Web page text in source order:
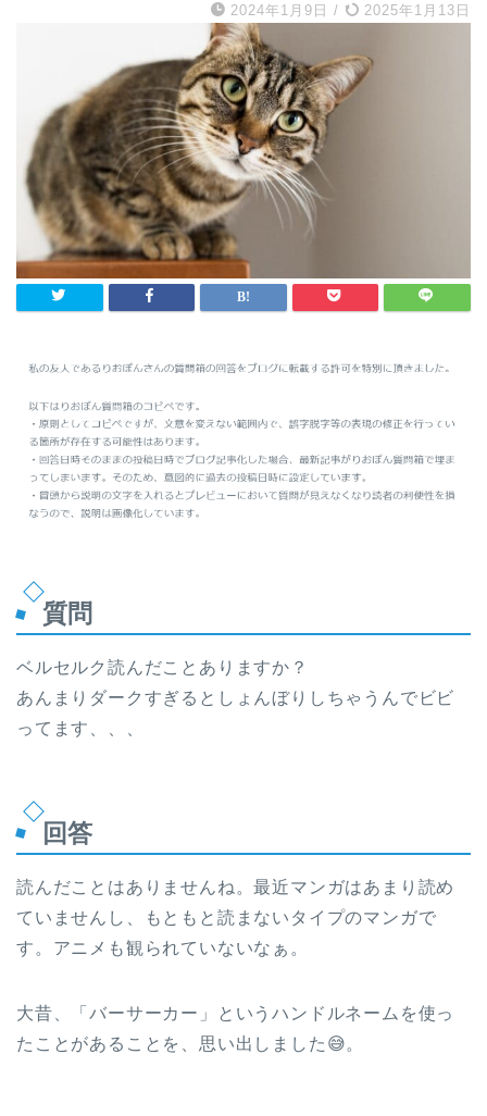
2024年1月9日 / 2025年1月13日
質問
ベルセルク読んだことありますか？
あんまりダークすぎるとしょんぼりしちゃうんでビビ
ってます、、、
回答
読んだことはありませんね。最近マンガはあまり読め
ていませんし、もともと読まないタイプのマンガで
す。アニメも観られていないなぁ。
大昔、「バーサーカー」というハンドルネームを使っ
たことがあることを、思い出しました😅。